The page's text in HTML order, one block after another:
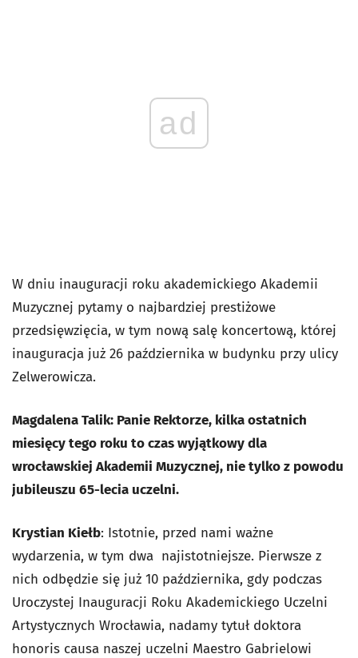
ad
W dniu inauguracji roku akademickiego Akademii
Muzycznej pytamy o najbardziej prestiżowe
przedsięwzięcia, w tym nową salę koncertową, której
inauguracja już 26 października w budynku przy ulicy
Zelwerowicza.
Magdalena Talik: Panie Rektorze, kilka ostatnich
miesięcy tego roku to czas wyjątkowy dla
wrocławskiej Akademii Muzycznej, nie tylko z powodu
jubileuszu 65-lecia uczelni.
Krystian Kiełb: Istotnie, przed nami ważne
wydarzenia, w tym dwa najistotniejsze. Pierwsze z
nich odbędzie się już 10 października, gdy podczas
Uroczystej Inauguracji Roku Akademickiego Uczelni
Artystycznych Wrocławia, nadamy tytuł doktora
honoris causa naszej uczelni Maestro Gabrielowi